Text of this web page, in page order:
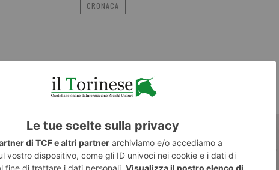
CRONACA
POTREBBE INTERESSARTI...